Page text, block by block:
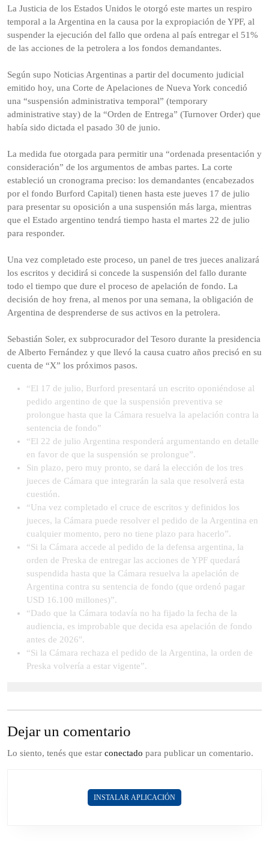
La Justicia de los Estados Unidos le otorgó este martes un respiro
temporal a la Argentina en la causa por la expropiación de YPF, al
suspender la ejecución del fallo que ordena al país entregar el 51%
de las acciones de la petrolera a los fondos demandantes.
Según supo Noticias Argentinas a partir del documento judicial
emitido hoy, una Corte de Apelaciones de Nueva York concedió
una “suspensión administrativa temporal” (temporary
administrative stay) de la “Orden de Entrega” (Turnover Order) que
había sido dictada el pasado 30 de junio.
La medida fue otorgada para permitir una “ordenada presentación y
consideración” de los argumentos de ambas partes. La corte
estableció un cronograma preciso: los demandantes (encabezados
por el fondo Burford Capital) tienen hasta este jueves 17 de julio
para presentar su oposición a una suspensión más larga, mientras
que el Estado argentino tendrá tiempo hasta el martes 22 de julio
para responder.
Una vez completado este proceso, un panel de tres jueces analizará
los escritos y decidirá si concede la suspensión del fallo durante
todo el tiempo que dure el proceso de apelación de fondo. La
decisión de hoy frena, al menos por una semana, la obligación de
Argentina de desprenderse de sus activos en la petrolera.
Sebastián Soler, ex subprocurador del Tesoro durante la presidencia
de Alberto Fernández y que llevó la causa cuatro años precisó en su
cuenta de “X” los próximos pasos.
“El 17 de julio, Burford presentará un escrito oponiéndose al
pedido argentino de que la suspensión preventiva se
prolongue hasta que la Cámara resuelva la apelación contra la
sentencia de fondo”
“El 22 de julio Argentina responderá argumentando en detalle
en favor de que la suspensión se prolongue”.
Sin plazo, pero muy pronto, se dará la elección de los tres
jueces de Cámara que integrarán la sala que resolverá esta
cuestión.
“Una vez completado el cruce de escritos y definidos los
jueces, la Cámara puede resolver el pedido de la Argentina en
cualquier momento, pero no tiene plazo para hacerlo”.
“Si la Cámara accede al pedido de la defensa argentina, la
orden de Preska de entregar las acciones de YPF quedará
suspendida hasta que la Cámara resuelva la apelación de
Argentina contra su sentencia de fondo (que ordenó pagar
USD 16.100 millones)”.
“Dado que la Cámara todavía no ha fijado la fecha de la
audiencia, es improbable que decida esa apelación de fondo
antes de 2026″.
“Si la Cámara rechaza el pedido de la Argentina, la orden de
Preska volvería a estar vigente”.
Dejar un comentario
Lo siento, tenés que estar conectado para publicar un comentario.
INSTALAR APLICACIÓN